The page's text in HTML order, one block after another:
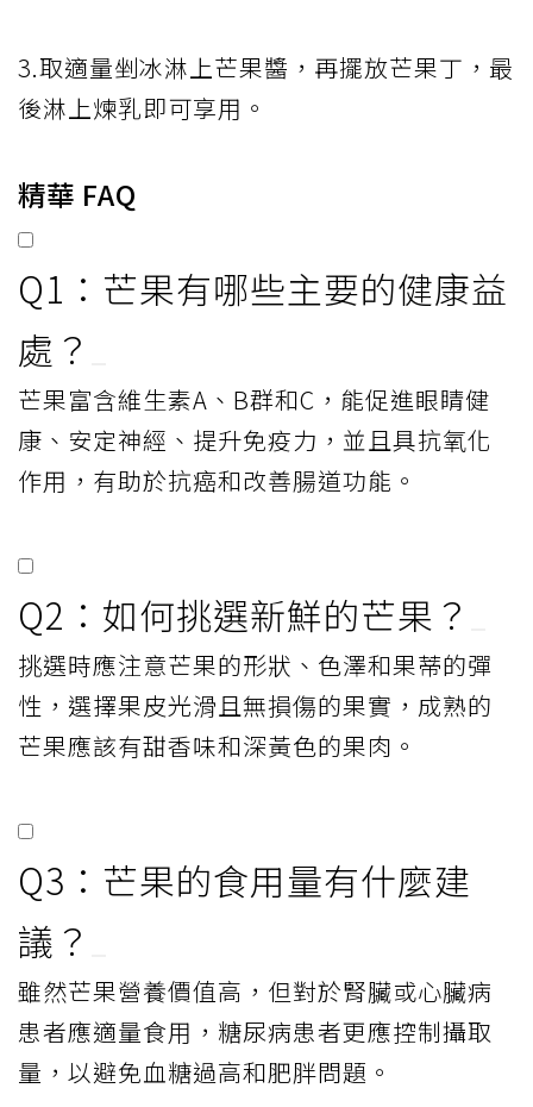
3.取適量剉冰淋上芒果醬，再擺放芒果丁，最
後淋上煉乳即可享用。
精華 FAQ
Q1：芒果有哪些主要的健康益
處？
芒果富含維生素A、B群和C，能促進眼睛健
康、安定神經、提升免疫力，並且具抗氧化
作用，有助於抗癌和改善腸道功能。
Q2：如何挑選新鮮的芒果？
挑選時應注意芒果的形狀、色澤和果蒂的彈
性，選擇果皮光滑且無損傷的果實，成熟的
芒果應該有甜香味和深黃色的果肉。
Q3：芒果的食用量有什麼建
議？
雖然芒果營養價值高，但對於腎臟或心臟病
患者應適量食用，糖尿病患者更應控制攝取
量，以避免血糖過高和肥胖問題。